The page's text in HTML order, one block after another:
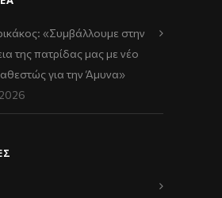
«Συμβάλλουμε στην
της πατρίδας μας με νέο
για την Άμυνα»